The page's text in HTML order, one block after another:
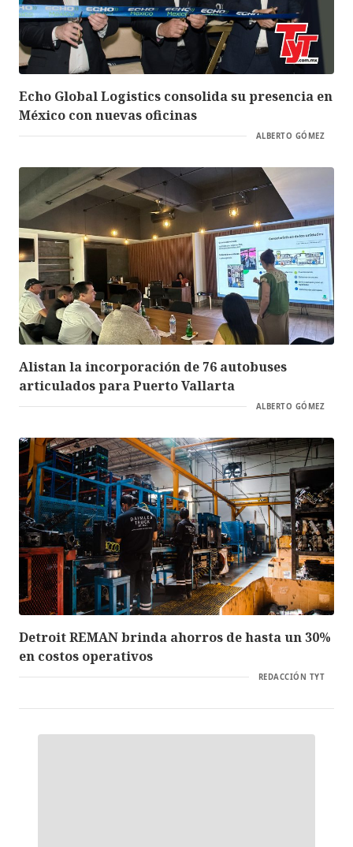
Echo Global Logistics consolida su presencia en
México con nuevas oficinas
ALBERTO GÓMEZ
Alistan la incorporación de 76 autobuses
articulados para Puerto Vallarta
ALBERTO GÓMEZ
Detroit REMAN brinda ahorros de hasta un 30%
en costos operativos
REDACCIÓN TYT